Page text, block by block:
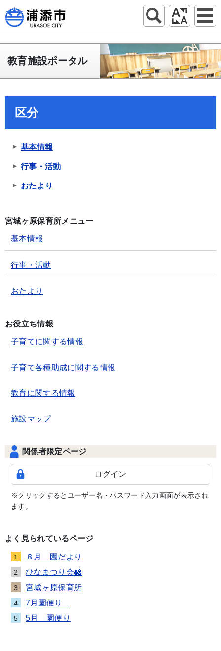
教育施設ポータル
区分
基本情報
行事・活動
おたより
宮城ヶ原保育所メニュー
基本情報
行事・活動
おたより
お役立ち情報
子育てに関する情報
子育て各種助成に関する情報
教育に関する情報
施設マップ
関係者限定ページ
ログイン
※クリックするとユーザー名・パスワード入力画面が表示され
ます。
よく見られているページ
1 ８月 園だより
2 ひなまつり会🎎
3 宮城ヶ原保育所
4 7月園便り
5 5月 園便り